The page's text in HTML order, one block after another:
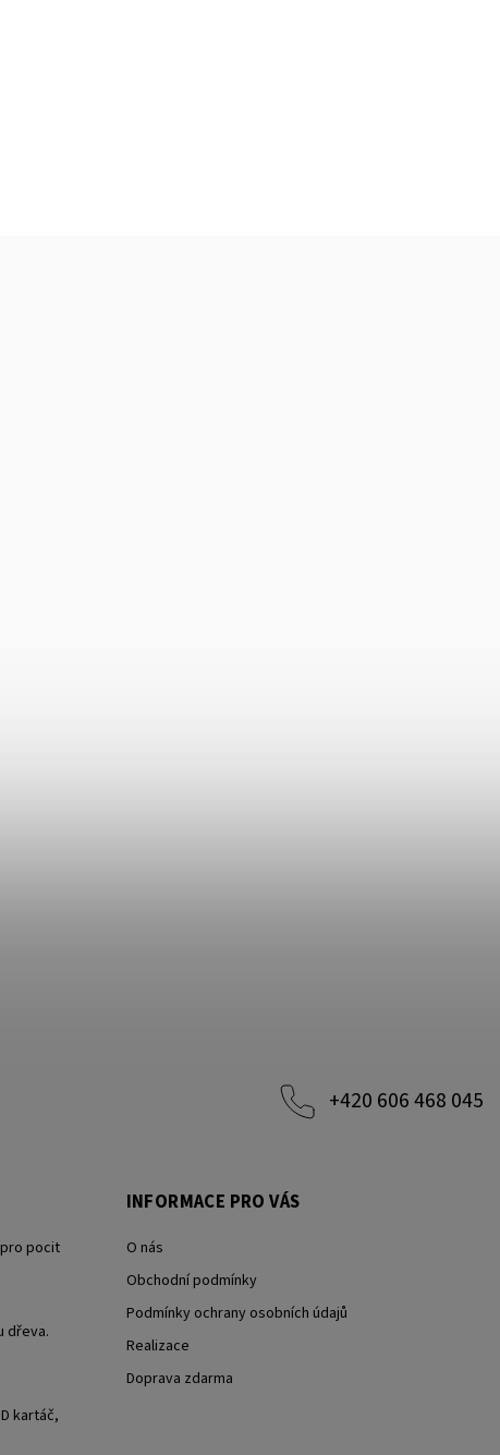
+420 606 468 045
pro pocit
dřeva.
kartáč,
INFORMACE PRO VÁS
O nás
Obchodní podmínky
Podmínky ochrany osobních údajů
Realizace
Doprava zdarma